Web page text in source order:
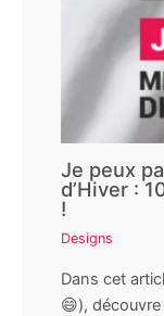
Je peux
d’Hiver :
!
Designs
Dans cet
😄),